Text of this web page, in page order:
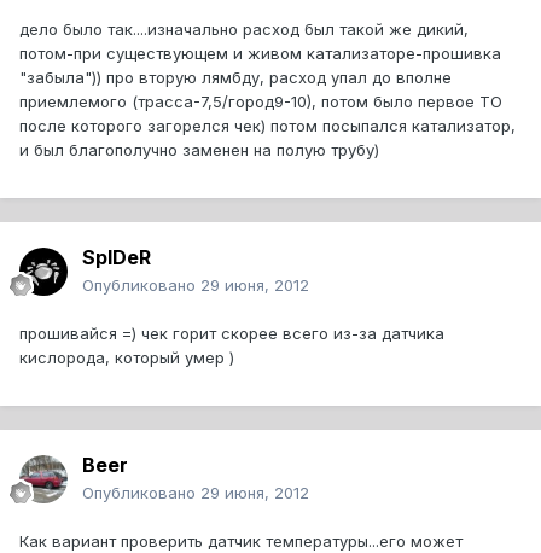
дело было так....изначально расход был такой же дикий,
потом-при существующем и живом катализаторе-прошивка
"забыла")) про вторую лямбду, расход упал до вполне
приемлемого (трасса-7,5/город9-10), потом было первое ТО
после которого загорелся чек) потом посыпался катализатор,
и был благополучно заменен на полую трубу)
SpIDeR
Опубликовано 29 июня, 2012
прошивайся =) чек горит скорее всего из-за датчика
кислорода, который умер )
Beer
Опубликовано 29 июня, 2012
Как вариант проверить датчик температуры...его может